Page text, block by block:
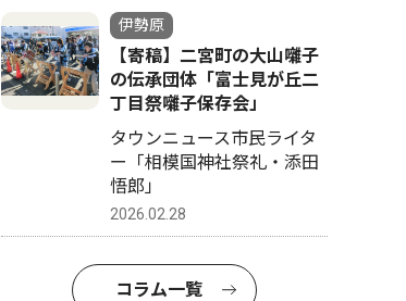
伊勢原
【寄稿】二宮町の大山囃子
の伝承団体「富士見が丘二
丁目祭囃子保存会」
タウンニュース市民ライタ
ー「相模国神社祭礼・添田
悟郎」
2026.02.28
コラム一覧